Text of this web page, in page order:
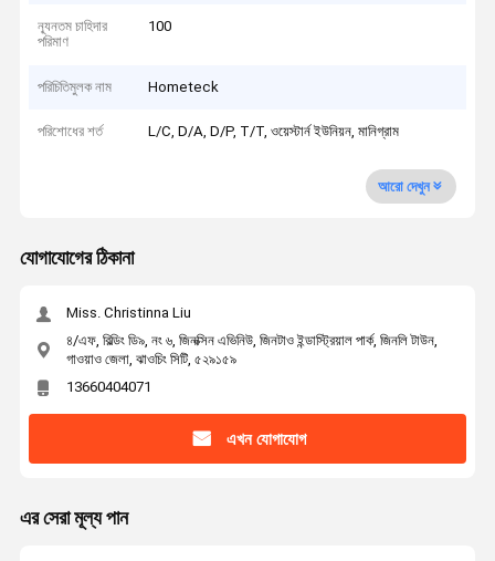
ন্যূনতম চাহিদার
পরিমাণ
100
পরিচিতিমুলক নাম Hometeck
পরিশোধের শর্ত L/C, D/A, D/P, T/T, ওয়েস্টার্ন ইউনিয়ন, মানিগ্রাম
আরো দেখুন
যোগাযোগের ঠিকানা
Miss. Christinna Liu
৪/এফ, বিল্ডিং ডি৯, নং ৬, জিনক্সিন এভিনিউ, জিনটাও ইন্ডাস্ট্রিয়াল পার্ক, জিনলি টাউন,
গাওয়াও জেলা, ঝাওচিং সিটি, ৫২৯১৫৯
13660404071
এখন যোগাযোগ
এর সেরা মূল্য পান